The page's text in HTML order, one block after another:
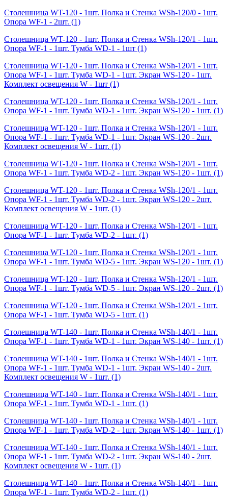
Столешница WT-120 - 1шт. Полка и Стенка WSh-120/0 - 1шт.
Опора WF-1 - 2шт. (1)
Столешница WT-120 - 1шт. Полка и Стенка WSh-120/1 - 1шт.
Опора WF-1 - 1шт. Тумба WD-1 - 1шт (1)
Столешница WT-120 - 1шт. Полка и Стенка WSh-120/1 - 1шт.
Опора WF-1 - 1шт. Тумба WD-1 - 1шт. Экран WS-120 - 1шт.
Комплект освещения W - 1шт (1)
Столешница WT-120 - 1шт. Полка и Стенка WSh-120/1 - 1шт.
Опора WF-1 - 1шт. Тумба WD-1 - 1шт. Экран WS-120 - 1шт. (1)
Столешница WT-120 - 1шт. Полка и Стенка WSh-120/1 - 1шт.
Опора WF-1 - 1шт. Тумба WD-1 - 1шт. Экран WS-120 - 2шт.
Комплект освещения W - 1шт. (1)
Столешница WT-120 - 1шт. Полка и Стенка WSh-120/1 - 1шт.
Опора WF-1 - 1шт. Тумба WD-2 - 1шт. Экран WS-120 - 1шт. (1)
Столешница WT-120 - 1шт. Полка и Стенка WSh-120/1 - 1шт.
Опора WF-1 - 1шт. Тумба WD-2 - 1шт. Экран WS-120 - 2шт.
Комплект освещения W - 1шт. (1)
Столешница WT-120 - 1шт. Полка и Стенка WSh-120/1 - 1шт.
Опора WF-1 - 1шт. Тумба WD-2 - 1шт. (1)
Столешница WT-120 - 1шт. Полка и Стенка WSh-120/1 - 1шт.
Опора WF-1 - 1шт. Тумба WD-5 - 1шт. Экран WS-120 - 1шт. (1)
Столешница WT-120 - 1шт. Полка и Стенка WSh-120/1 - 1шт.
Опора WF-1 - 1шт. Тумба WD-5 - 1шт. Экран WS-120 - 2шт. (1)
Столешница WT-120 - 1шт. Полка и Стенка WSh-120/1 - 1шт.
Опора WF-1 - 1шт. Тумба WD-5 - 1шт. (1)
Столешница WT-140 - 1шт. Полка и Стенка WSh-140/1 - 1шт.
Опора WF-1 - 1шт. Тумба WD-1 - 1шт. Экран WS-140 - 1шт. (1)
Столешница WT-140 - 1шт. Полка и Стенка WSh-140/1 - 1шт.
Опора WF-1 - 1шт. Тумба WD-1 - 1шт. Экран WS-140 - 2шт.
Комплект освещения W - 1шт. (1)
Столешница WT-140 - 1шт. Полка и Стенка WSh-140/1 - 1шт.
Опора WF-1 - 1шт. Тумба WD-1 - 1шт. (1)
Столешница WT-140 - 1шт. Полка и Стенка WSh-140/1 - 1шт.
Опора WF-1 - 1шт. Тумба WD-2 - 1шт. Экран WS-140 - 1шт. (1)
Столешница WT-140 - 1шт. Полка и Стенка WSh-140/1 - 1шт.
Опора WF-1 - 1шт. Тумба WD-2 - 1шт. Экран WS-140 - 2шт.
Комплект освещения W - 1шт. (1)
Столешница WT-140 - 1шт. Полка и Стенка WSh-140/1 - 1шт.
Опора WF-1 - 1шт. Тумба WD-2 - 1шт. (1)